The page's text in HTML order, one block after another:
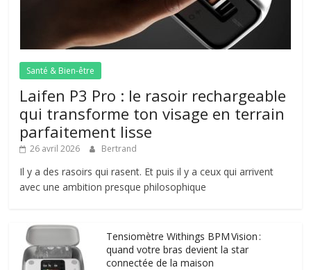
Santé & Bien-être
Laifen P3 Pro : le rasoir rechargeable
qui transforme ton visage en terrain
parfaitement lisse
26 avril 2026 Bertrand
Il y a des rasoirs qui rasent. Et puis il y a ceux qui arrivent
avec une ambition presque philosophique
Tensiomètre Withings BPM Vision :
quand votre bras devient la star
connectée de la maison